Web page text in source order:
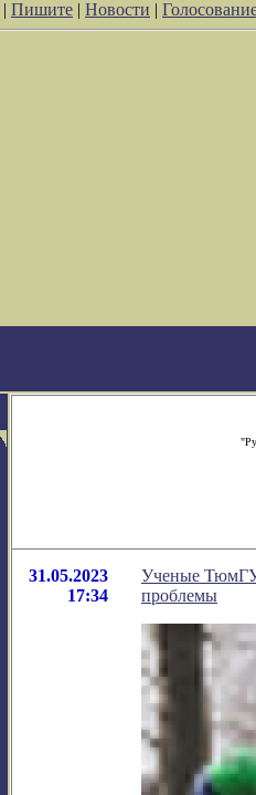
| Пишите | Новости |
31.05.2023
17:34
Ученые ТюмГУ
проблемы